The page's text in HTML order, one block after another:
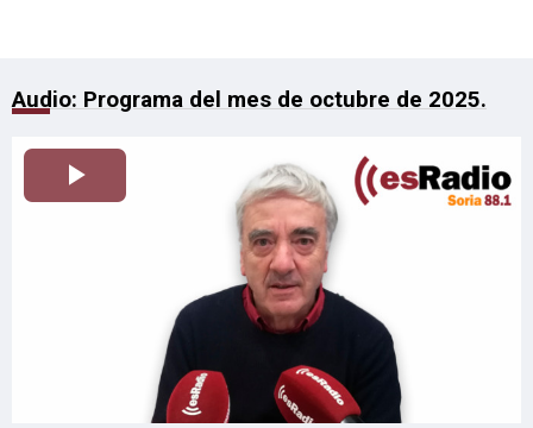
Audio: Programa del mes de octubre de 2025.
Reproducir